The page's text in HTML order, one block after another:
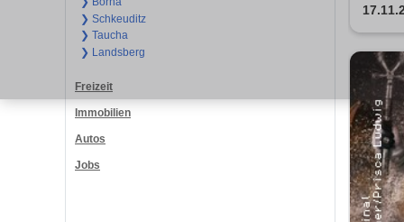
❯ Schkeuditz
❯ Taucha
❯ Landsberg
Freizeit
Immobilien
Autos
Jobs